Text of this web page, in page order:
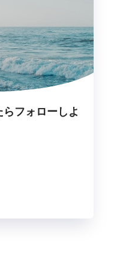
フォローしよ